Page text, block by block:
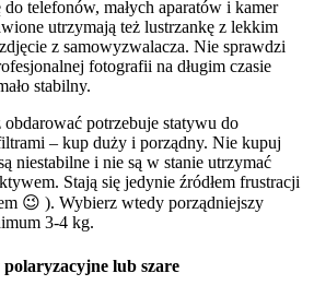
telefonów, małych aparatów i kamer
utrzymają też lustrzankę z lekkim
z samowyzwalacza. Nie sprawdzi
fotografii na długim czasie
stabilny.
obdarować potrzebuje statywu do
– kup duży i porządny. Nie kupuj
niestabilne i nie są w stanie utrzymać
Stają się jedynie źródłem frustracji
😉 ). Wybierz wtedy porządniejszy
3-4 kg.
lub szare